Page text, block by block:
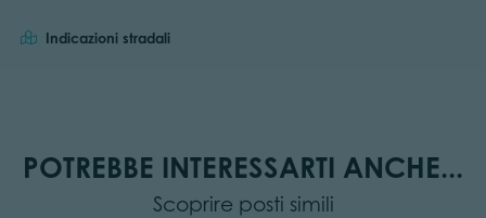
Indicazioni stradali
POTREBBE INTERESSARTI ANCHE...
Scoprire posti simili